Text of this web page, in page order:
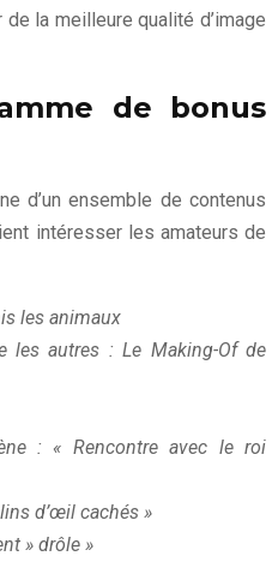
la meilleure qualité d’image
de bonus
d’un ensemble de contenus
intéresser les amateurs de
les animaux
les autres : Le Making-Of de
: « Rencontre avec le roi
d’œil cachés »
» drôle »